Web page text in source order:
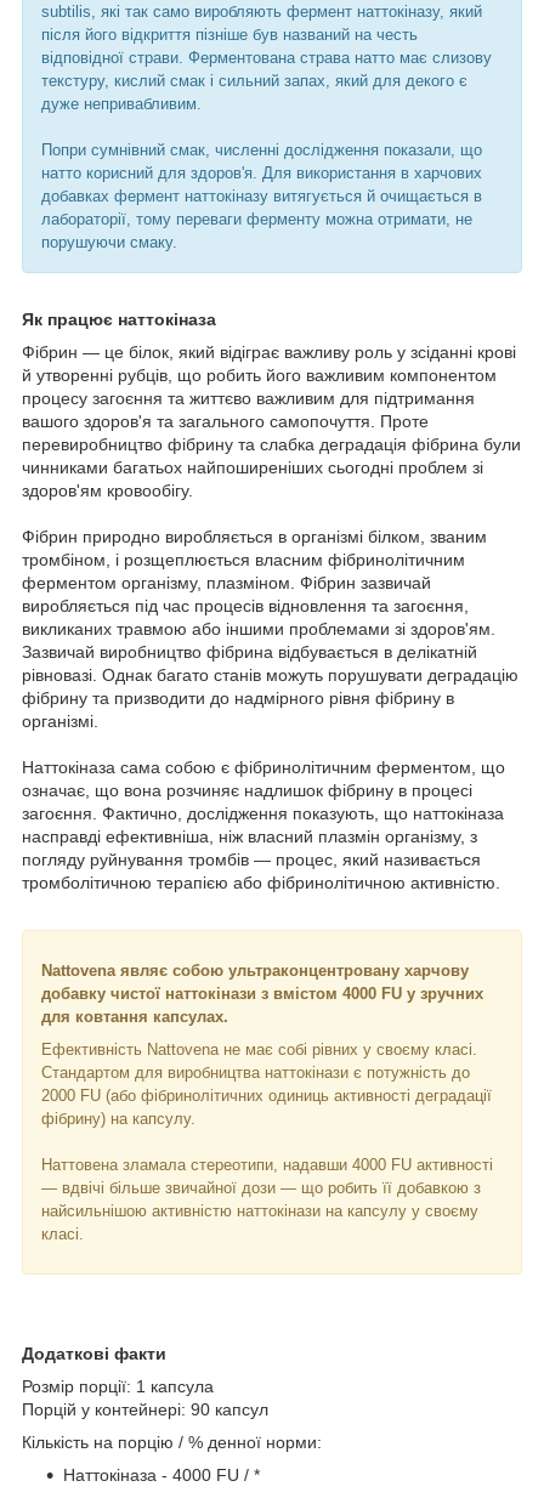
subtilis, які так само виробляють фермент наттокіназу, який
після його відкриття пізніше був названий на честь
відповідної страви. Ферментована страва натто має слизову
текстуру, кислий смак і сильний запах, який для декого є
дуже непривабливим.
Попри сумнівний смак, численні дослідження показали, що
натто корисний для здоров'я. Для використання в харчових
добавках фермент наттокіназу витягується й очищається в
лабораторії, тому переваги ферменту можна отримати, не
порушуючи смаку.
Як працює наттокіназа
Фібрин — це білок, який відіграє важливу роль у зсіданні крові
й утворенні рубців, що робить його важливим компонентом
процесу загоєння та життєво важливим для підтримання
вашого здоров'я та загального самопочуття. Проте
перевиробництво фібрину та слабка деградація фібрина були
чинниками багатьох найпоширеніших сьогодні проблем зі
здоров'ям кровообігу.
Фібрин природно виробляється в організмі білком, званим
тромбіном, і розщеплюється власним фібринолітичним
ферментом організму, плазмiном. Фібрин зазвичай
виробляється під час процесів відновлення та загоєння,
викликаних травмою або іншими проблемами зі здоров'ям.
Зазвичай виробництво фібрина відбувається в делікатній
рівновазі. Однак багато станів можуть порушувати деградацію
фібрину та призводити до надмірного рівня фібрину в
організмі.
Наттокіназа сама собою є фібринолітичним ферментом, що
означає, що вона розчиняє надлишок фібрину в процесі
загоєння. Фактично, дослідження показують, що наттокіназа
насправді ефективніша, ніж власний плазмін організму, з
погляду руйнування тромбів — процес, який називається
тромболітичною терапією або фібринолітичною активністю.
Nattovena являє собою ультраконцентровану харчову
добавку чистої наттокінази з вмістом 4000 FU у зручних
для ковтання капсулах.
Ефективність Nattovena не має собі рівних у своєму класі.
Стандартом для виробництва наттокінази є потужність до
2000 FU (або фібринолітичних одиниць активності деградації
фібрину) на капсулу.
Наттовена зламала стереотипи, надавши 4000 FU активності
— вдвічі більше звичайної дози — що робить її добавкою з
найсильнішою активністю наттокінази на капсулу у своєму
класі.
Додаткові факти
Розмір порції: 1 капсула
Порцій у контейнері: 90 капсул
Кількість на порцію / % денної норми:
Наттокіназа - 4000 FU / *